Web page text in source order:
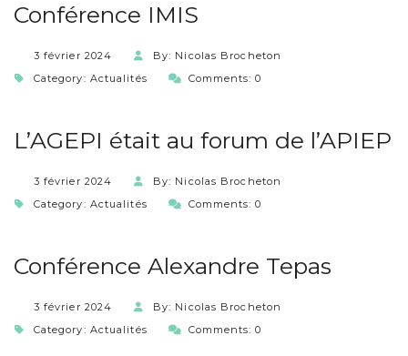
Conférence IMIS
3 février 2024
By: Nicolas Brocheton
Category: Actualités Comments: 0
L’AGEPI était au forum de l’APIEP
3 février 2024
By: Nicolas Brocheton
Category: Actualités Comments: 0
Conférence Alexandre Tepas
3 février 2024
By: Nicolas Brocheton
Category: Actualités Comments: 0